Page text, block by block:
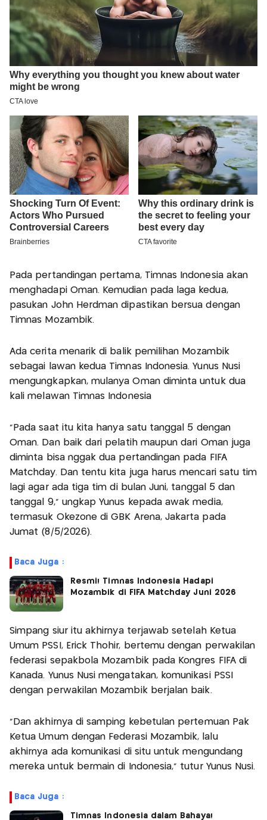
Pada pertandingan pertama, Timnas Indonesia akan
menghadapi Oman. Kemudian pada laga kedua,
pasukan John Herdman dipastikan bersua dengan
Timnas Mozambik.
Ada cerita menarik di balik pemilihan Mozambik
sebagai lawan kedua Timnas Indonesia. Yunus Nusi
mengungkapkan, mulanya Oman diminta untuk dua
kali melawan Timnas Indonesia
"Pada saat itu kita hanya satu tanggal 5 dengan
Oman. Dan baik dari pelatih maupun dari Oman juga
diminta bisa nggak dua pertandingan pada FIFA
Matchday. Dan tentu kita juga harus mencari satu tim
lagi agar ada tiga tim di bulan Juni, tanggal 5 dan
tanggal 9," ungkap Yunus kepada awak media,
termasuk Okezone di GBK Arena, Jakarta pada
Jumat (8/5/2026).
Baca Juga :
Resmi! Timnas Indonesia Hadapi
Mozambik di FIFA Matchday Juni 2026
Simpang siur itu akhirnya terjawab setelah Ketua
Umum PSSI, Erick Thohir, bertemu dengan perwakilan
federasi sepakbola Mozambik pada Kongres FIFA di
Kanada. Yunus Nusi mengatakan, komunikasi PSSI
dengan perwakilan Mozambik berjalan baik.
"Dan akhirnya di samping kebetulan pertemuan Pak
Ketua Umum dengan Federasi Mozambik, lalu
akhirnya ada komunikasi di situ untuk mengundang
mereka untuk bermain di Indonesia," tutur Yunus Nusi.
Baca Juga :
Timnas Indonesia dalam Bahaya!